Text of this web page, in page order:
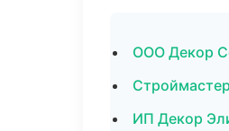
ООО Декор
ИП Декор